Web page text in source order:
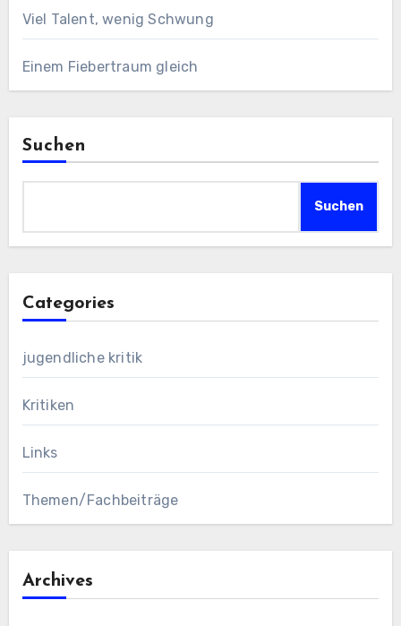
Viel Talent, wenig Schwung
Einem Fiebertraum gleich
Suchen
Suchen
Categories
jugendliche kritik
Kritiken
Links
Themen/Fachbeiträge
Archives